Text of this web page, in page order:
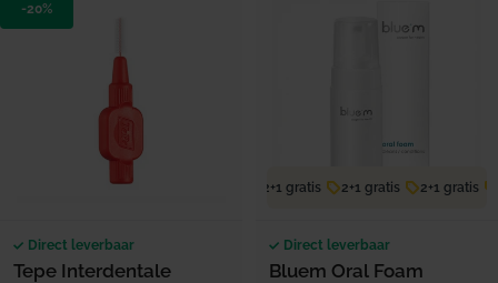
-20%
Direct leverbaar
Tepe Interdentale
2+1 gratis 2+1 gratis 2+1 gratis
Direct leverbaar
Bluem Oral Foam